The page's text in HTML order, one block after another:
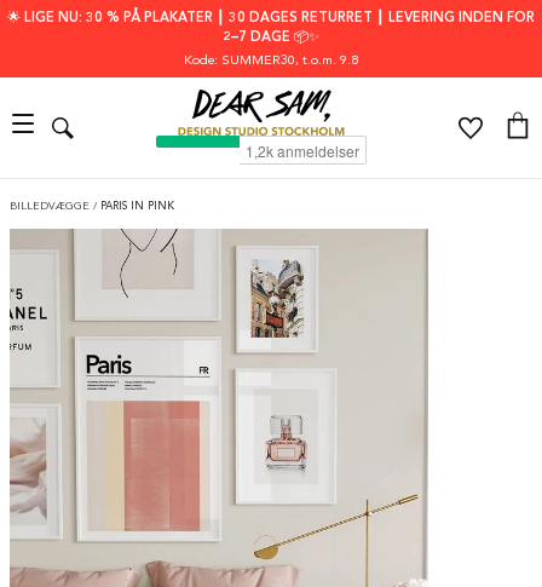
🌟 LIGE NU: 30 % PÅ PLAKATER ┃ 30 DAGES RETURRET ┃ LEVERING INDEN FOR
2–7 DAGE 📦✨
Kode: SUMMER30, t.o.m. 9.8
BILLEDVÆGGE / PARIS IN PINK